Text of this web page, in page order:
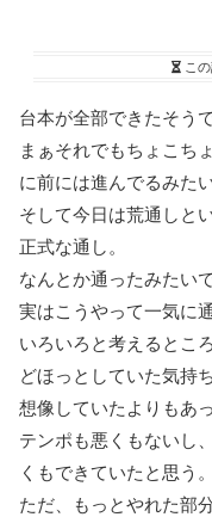
こ
台本が全部できたそう
まぁそれでもちょこち
に前には進んでるみたい
そして今日は荒通しと
正式な通し。
なんとか通ったみたいで
実はこうやって一気に
いろいろと考えるとこ
どほっとしていた気持
想像していたよりもあ
テンポも悪くもないし
くもできていたと思う。
ただ、もっとやれた部